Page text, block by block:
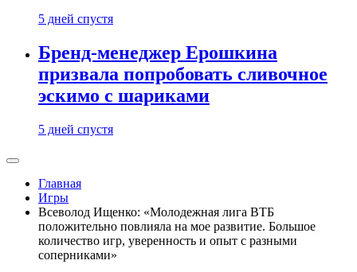
5 дней спустя
Бренд-менеджер Ерошкина
призвала попробовать сливочное
эскимо с шариками
5 дней спустя
Главная
Игры
Всеволод Ищенко: «Молодежная лига ВТБ
положительно повлияла на мое развитие. Большое
количество игр, уверенность и опыт с разными
соперниками»